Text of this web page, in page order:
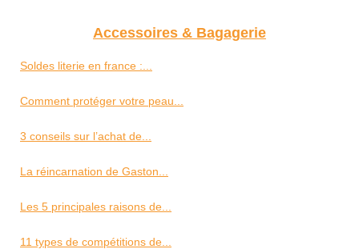
Accessoires & Bagagerie
Soldes literie en france :...
Comment protéger votre peau...
3 conseils sur l’achat de...
La réincarnation de Gaston...
Les 5 principales raisons de...
11 types de compétitions de...